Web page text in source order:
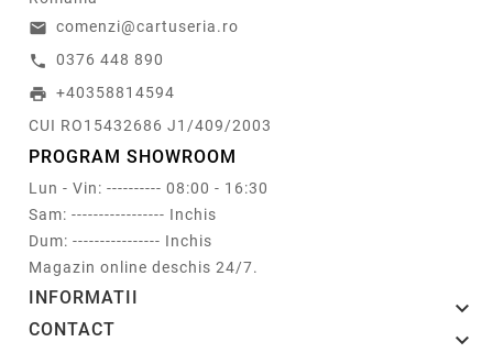
email comenzi@cartuseria.ro
call 0376 448 890
print +40358814594
CUI RO15432686 J1/409/2003
PROGRAM SHOWROOM
Lun - Vin: ---------- 08:00 - 16:30
Sam: ----------------- Inchis
Dum: ---------------- Inchis
Magazin online deschis 24/7.
INFORMATII 
CONTACT 